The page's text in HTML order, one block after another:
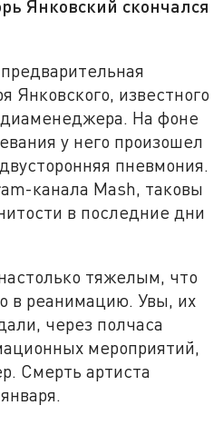
Янковский скончался
Янковского, известного
На фоне
у него произошел
пневмония.
канала Mash, таковы
в последние дни
тяжелым, что
в реанимацию. Увы, их
через полчаса
мероприятий,
Смерть артиста